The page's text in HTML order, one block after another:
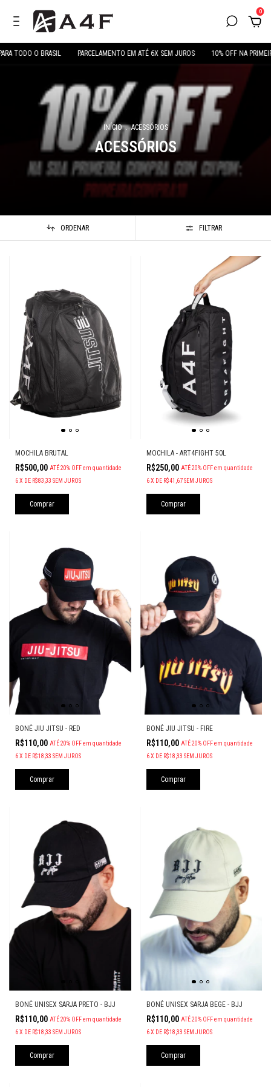
0
TODO O BRASIL PARCELAMENTO EM ATÉ 6X SEM JUROS 10% OFF NA PRIMEIRA
INÍCIO . ACESSÓRIOS
ACESSÓRIOS
ORDENAR FILTRAR
MOCHILA BRUTAL
R$500,00 ATÉ 20% OFFem quantidade
6X DE R$83,33 SEM JUROS
MOCHILA - ART4FIGHT 50L
R$250,00 ATÉ 20% OFF em quantidade
6 X DE R$41,67 SEM JUROS
BONÉ JIU JITSU - RED
R$110,00 ATÉ 20% OFFem quantidade
6X DE R$18,33 SEM JUROS
BONÉ JIU JITSU - FIRE
R$110,00 ATÉ 20% OFF em quantidade
6 X DE R$18,33 SEM JUROS
BONÉ UNISEX SARJA PRETO - BJJ
R$110,00 ATÉ 20% OFFem quantidade
6X DE R$18,33 SEM JUROS
BONÉ UNISEX SARJA BEGE - BJJ
R$110,00 ATÉ 20% OFF em quantidade
6 X DE R$18,33 SEM JUROS